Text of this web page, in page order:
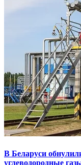
В Беларуси
углеводородные